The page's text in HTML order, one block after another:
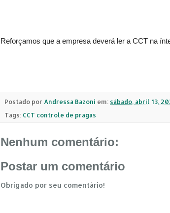
Reforçamos que a empresa deverá ler a CCT na
Postado por Andressa Bazoni em: sábado, abril 13,
Tags: CCT controle de pragas
Nenhum comentário:
Postar um comentário
Obrigado por seu comentário!